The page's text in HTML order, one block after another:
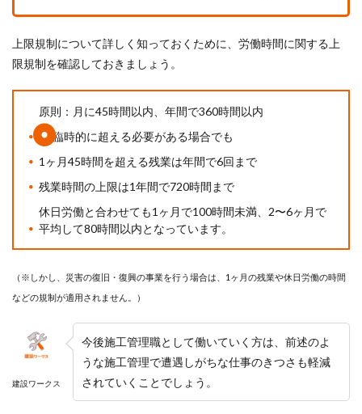
上限規制について詳しく知っておくために、労働時間に関する上
限規制を確認しておきましょう。
原則：月に45時間以内、年間で360時間以内
臨時的に超える必要がある場合でも
1ヶ月45時間を超える残業は年間で6回まで
残業時間の上限は1年間で720時間まで
休日労働と合わせても1ヶ月で100時間未満、2〜6ヶ月で
平均して80時間以内となっています。
（※しかし、災害の復旧・復興の事業を行う場合は、1ヶ月の残業や休日労働の時間
などの規制が適用されません。）
建設ワークス
今後施工管理職として働いていく方は、前述のよ
うな施工管理で遭遇しがちな仕事のきつさも軽減
されていくことでしょう。